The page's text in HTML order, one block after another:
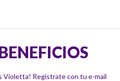
Violetta! Registrate con tu e-mail